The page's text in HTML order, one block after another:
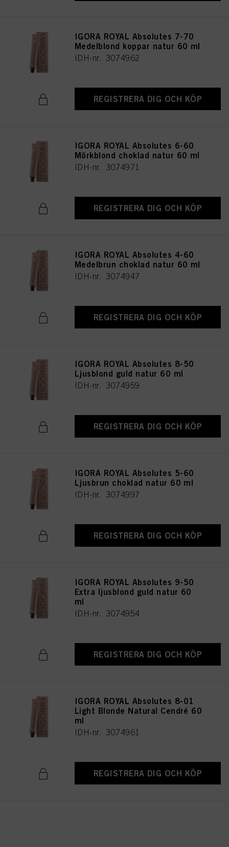
IGORA ROYAL Absolutes 7-70
Medelblond koppar natur 60 ml
IDH-nr. 3074962
REGISTRERA DIG OCH KÖP
IGORA ROYAL Absolutes 6-60
Mörkblond choklad natur 60 ml
IDH-nr. 3074971
REGISTRERA DIG OCH KÖP
IGORA ROYAL Absolutes 4-60
Medelbrun choklad natur 60 ml
IDH-nr. 3074947
REGISTRERA DIG OCH KÖP
IGORA ROYAL Absolutes 8-50
Ljusblond guld natur 60 ml
IDH-nr. 3074959
REGISTRERA DIG OCH KÖP
IGORA ROYAL Absolutes 5-60
Ljusbrun choklad natur 60 ml
IDH-nr. 3074997
REGISTRERA DIG OCH KÖP
IGORA ROYAL Absolutes 9-50
Extra ljusblond guld natur 60
ml
IDH-nr. 3074954
REGISTRERA DIG OCH KÖP
IGORA ROYAL Absolutes 8-01
Light Blonde Natural Cendré 60
ml
IDH-nr. 3074961
REGISTRERA DIG OCH KÖP